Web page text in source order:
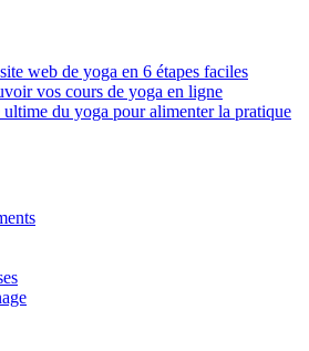
web de yoga en 6 étapes faciles
vos cours de yoga en ligne
du yoga pour alimenter la pratique